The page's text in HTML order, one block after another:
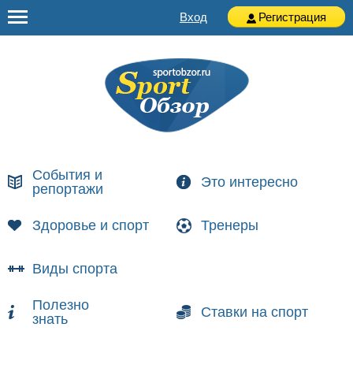
Вход Регистрация
События и
репортажи
Это интересно
Здоровье и спорт Тренеры
Виды спорта
Полезно
знать
Ставки на спорт